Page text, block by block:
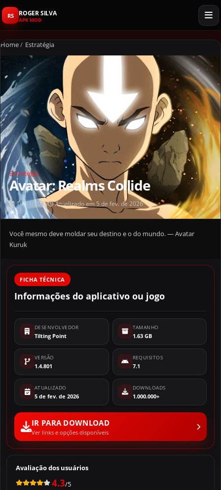
RS ROGER SILVA
APK MOD
Home/ Estratégia
Estratégia
Avatar: Realms Collide
19/11/2025 Atualizado em 5 de fev. de 2026
Você mesmo deve moldar seu destino e o do mundo. — Avatar
Kuruk
FICHA TÉCNICA
Informações do aplicativo ou jogo
DESENVOLVEDOR
Tilting Point
TAMANHO
1.63 GB
VERSÃO
1.4.801
REQUISITOS
7.1
ATUALIZADO
5 de fev. de 2026
DOWNLOADS
1.000.000+
IR PARA DOWNLOAD
Ver links e opções disponíveis
Avaliação dos usuários
4.3/5